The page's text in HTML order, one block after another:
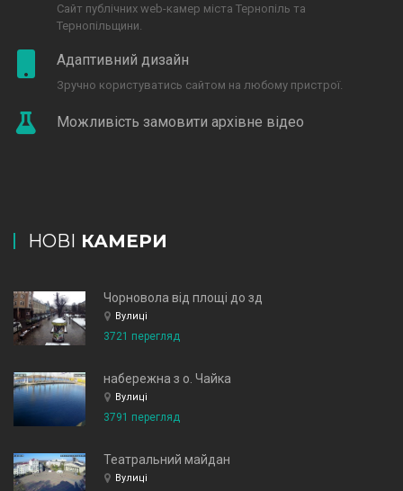
Сайт публічних web-камер міста Тернопіль та
Тернопільщини.
Адаптивний дизайн
Зручно користуватись сайтом на любому пристрої.
Можливість замовити архівне відео
НОВІ КАМЕРИ
Чорновола від площі до зд
Вулиці
3721 перегляд
набережна з о. Чайка
Вулиці
3791 перегляд
Театральний майдан
Вулиці